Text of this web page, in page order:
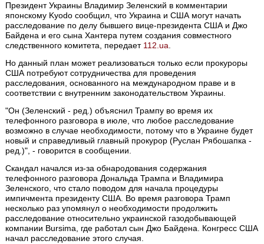
Президент Украины Владимир Зеленский в комментарии
японскому Kyodo сообщил, что Украина и США могут начать
расследование по делу бывшего вице-президента США и Джо
Байдена и его сына Хантера путем создания совместного
следственного комитета, передает 112.ua
Но данный план может реализоваться только если прокуроры
США потребуют сотрудничества для проведения
расследования, основанного на международном праве и в
соответствии с внутренним законодательством Украины.
"Он (Зеленский - ред.) объяснил Трампу во время их
телефонного разговора в июле, что любое расследование
возможно в случае необходимости, потому что в Украине будет
новый и справедливый главный прокурор (Руслан Рябошапка -
ред.)", - говорится в сообщении.
Скандал начался из-за обнародования содержания
телефонного разговора Дональда Трампа и Владимира
Зеленского, что стало поводом для начала процедуры
импичмента президенту США. Во время разговора Трамп
несколько раз упомянул о необходимости продолжить
расследование относительно украинской газодобывающей
компании Bursima, где работал сын Джо Байдена. Конгресс США
начал расследование этого случая.